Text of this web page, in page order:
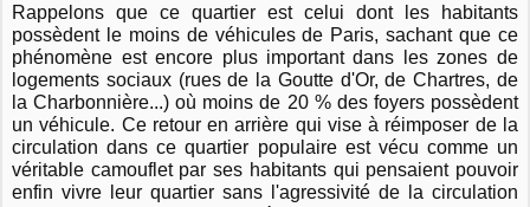
Rappelons que ce quartier est celui dont les habitants
possèdent le moins de véhicules de Paris, sachant que ce
phénomène est encore plus important dans les zones de
logements sociaux (rues de la Goutte d'Or, de Chartres, de
la Charbonnière...) où moins de 20 % des foyers possèdent
un véhicule. Ce retour en arrière qui vise à réimposer de la
circulation dans ce quartier populaire est vécu comme un
véritable camouflet par ses habitants qui pensaient pouvoir
enfin vivre leur quartier sans l'agressivité de la circulation